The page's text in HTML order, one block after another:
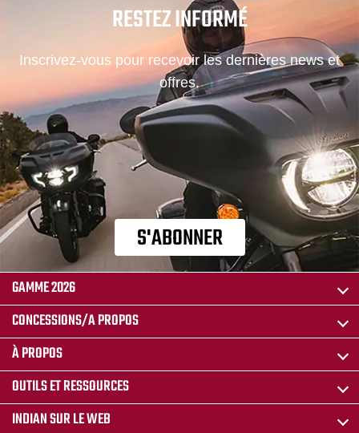
RESTEZ INFORMÉ
Inscrivez-vous pour recevoir les dernières news et
offres.
S'ABONNER
GAMME 2026
CONCESSIONS/A PROPOS
À PROPOS
OUTILS ET RESSOURCES
INDIAN SUR LE WEB